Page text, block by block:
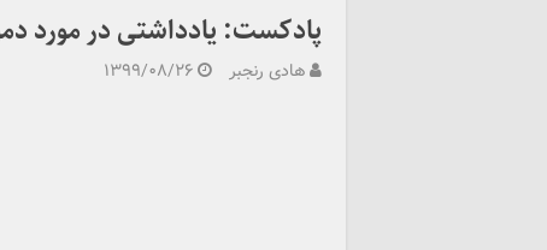
پادکست: یادداشتی در مورد
هادی رنجبر ۱۳۹۹/۰۸/۲۶